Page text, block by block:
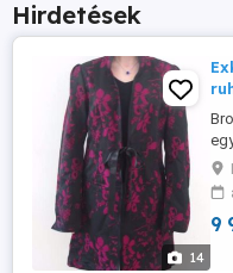
Hirdetések
14
9